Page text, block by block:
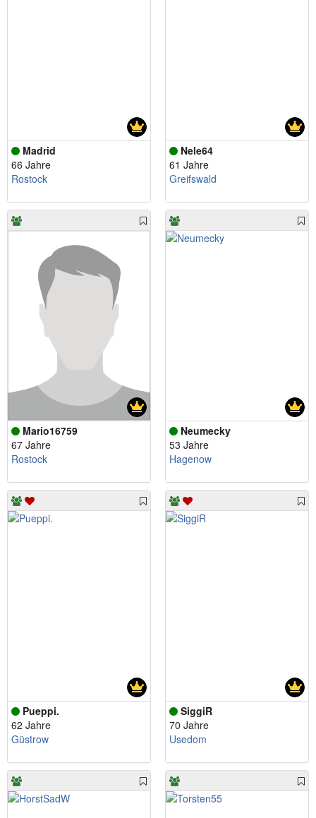
Madrid
66 Jahre
Rostock
Nele64
61 Jahre
Greifswald
Mario16759
67 Jahre
Rostock
Neumecky
53 Jahre
Hagenow
Pueppi.
62 Jahre
Güstrow
SiggiR
70 Jahre
Usedom